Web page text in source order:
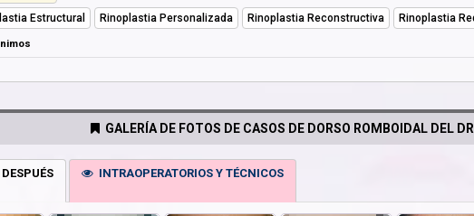
Estructural
Rinoplastia Personalizada Rinoplastia Reconstructiva Rinoplastia
GALERÍA DE FOTOS DE CASOS DE DORSO ROMBOIDAL DEL
INTRAOPERATORIOS Y TÉCNICOS